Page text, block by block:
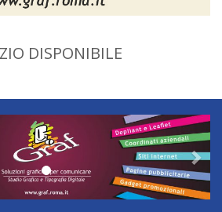
DISPONIBILE